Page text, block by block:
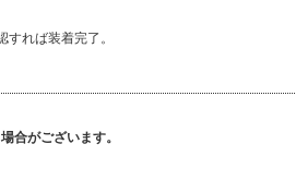
れば装着完了。
合がございます。